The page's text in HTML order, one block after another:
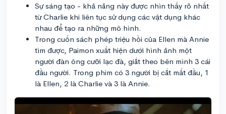
Sự sáng tạo - khả năng này được nhìn thấy rõ nhất
từ Charlie khi liên tục sử dụng các vật dụng khác
nhau để tạo ra những mô hình.
Trong cuốn sách phép triệu hồi của Ellen mà Annie
tìm được, Paimon xuất hiện dưới hình ảnh một
người đàn ông cưỡi lạc đà, giắt theo bên mình 3 cái
đầu người. Trong phim có 3 người bị cắt mất đầu, 1
là Ellen, 2 là Charlie và 3 là Annie.